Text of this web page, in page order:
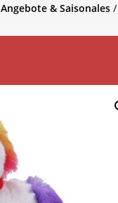
Angebote & Saisonales/